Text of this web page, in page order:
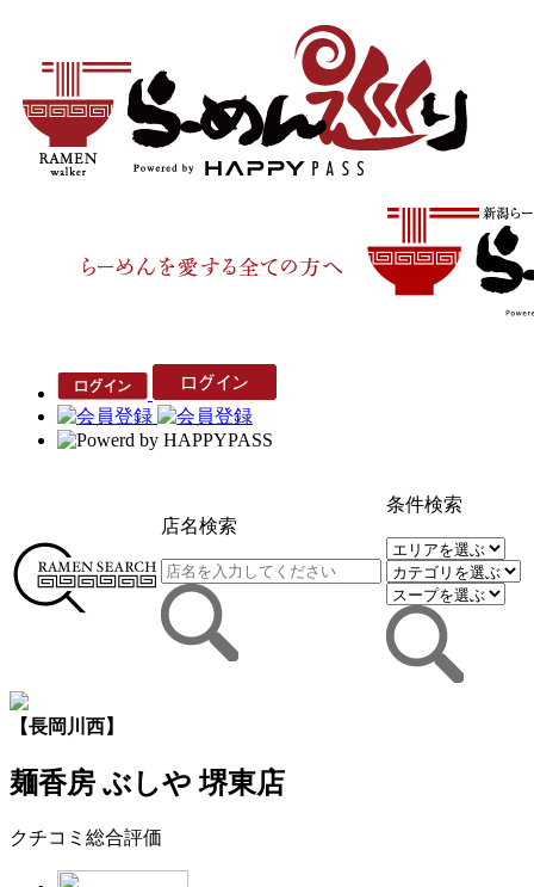
店名検索
条件検索
【長岡川西】
麺香房 ぶしや 堺東店
クチコミ総合評価